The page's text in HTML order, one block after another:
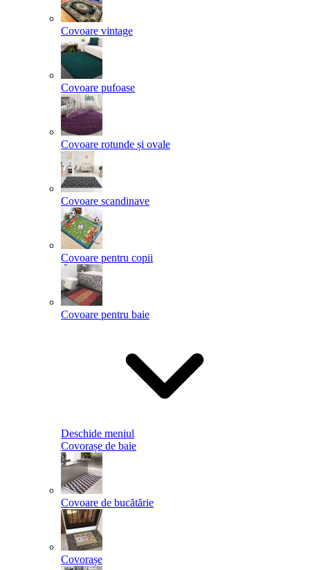
Covoare vintage
Covoare pufoase
Covoare rotunde și ovale
Covoare scandinave
Covoare pentru copii
Covoare pentru baie
Deschide meniul
Covorașe de baie
Covoare de bucătărie
Covorașe